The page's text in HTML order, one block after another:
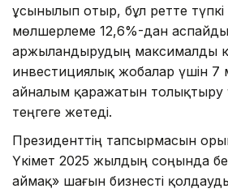
ұсынылып отыр, бұл ретте
мөлшерлеме 12,6%-дан
Қаржыландырудың максималды
инвестициялық жобалар үшін 7
айналым қаражатын толықтыру
теңгеге жетеді.
Президенттің тапсырмасын
Үкімет 2025 жылдың соңында
аймақ» шағын бизнесті